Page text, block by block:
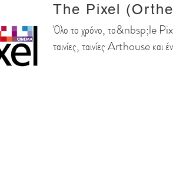
The Pixel
Όλο το χρόνο, το&nbsp;le
ταινίες, ταινίες Arthouse